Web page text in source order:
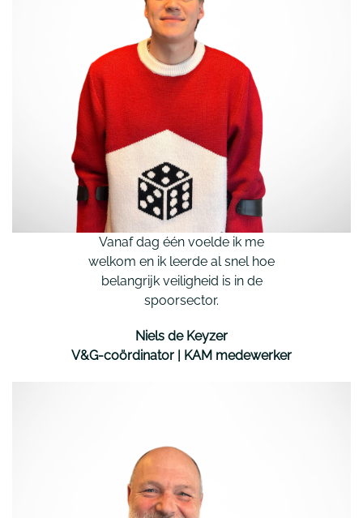
Vanaf dag één voelde ik me
welkom en ik leerde al snel hoe
belangrijk veiligheid is in de
spoorsector.
Niels de Keyzer
V&G-coördinator | KAM medewerker